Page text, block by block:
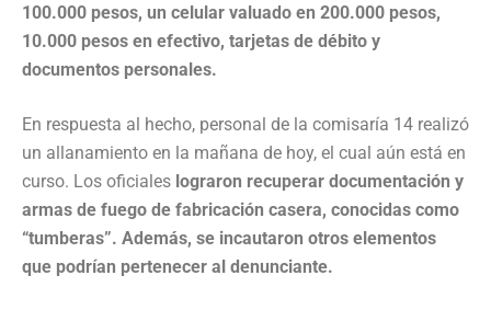
100.000 pesos, un celular valuado en 200.000 pesos,
10.000 pesos en efectivo, tarjetas de débito y
documentos personales.
En respuesta al hecho, personal de la comisaría 14 realizó
un allanamiento en la mañana de hoy, el cual aún está en
curso. Los oficiales lograron recuperar documentación y
armas de fuego de fabricación casera, conocidas como
“tumberas”. Además, se incautaron otros elementos
que podrían pertenecer al denunciante.